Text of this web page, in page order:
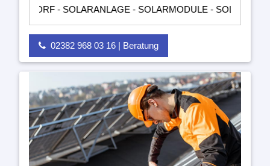
- SOLARANLAGE - SOLARMODULE - SOLARTASCHEN -
02382 968 03 16 | Beratung